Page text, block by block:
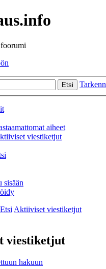
Etsi
aiheet
viestiketjut
sisään
EtsiAktiiviset viestiketjut
viestiketjut
hakuun